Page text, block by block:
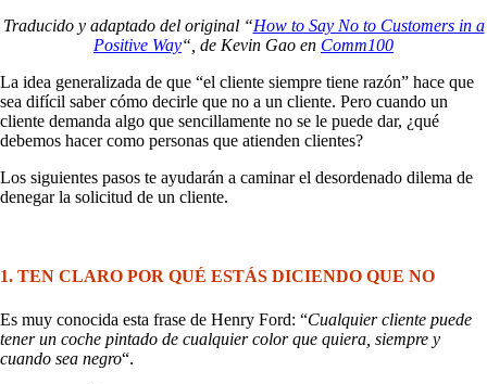
Traducido y adaptado del original “How to Say No to Customers in a
Positive Way“, de Kevin Gao en Comm100
La idea generalizada de que “el cliente siempre tiene razón” hace que
sea difícil saber cómo decirle que no a un cliente. Pero cuando un
cliente demanda algo que sencillamente no se le puede dar, ¿qué
debemos hacer como personas que atienden clientes?
Los siguientes pasos te ayudarán a caminar el desordenado dilema de
denegar la solicitud de un cliente.
1. TEN CLARO POR QUÉ ESTÁS DICIENDO QUE NO
Es muy conocida esta frase de Henry Ford: “Cualquier cliente puede
tener un coche pintado de cualquier color que quiera, siempre y
cuando sea negro“.